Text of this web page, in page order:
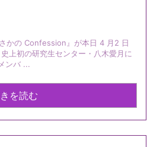
かの Confession』が本日 4 月2 日
上初の研究生センター・八木愛月に
ンバ ...
を読む